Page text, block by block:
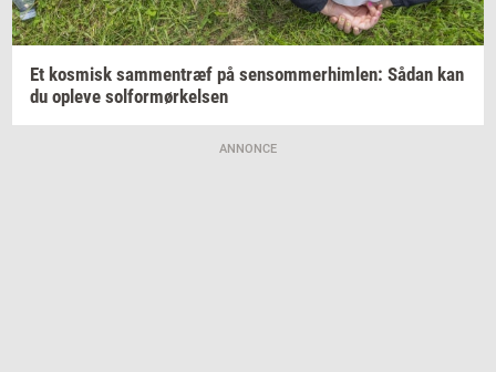
Et kos­misk sam­men­træf på sen­som­mer­him­len: Sådan kan
du op­le­ve sol­for­mør­kel­sen
ANNONCE